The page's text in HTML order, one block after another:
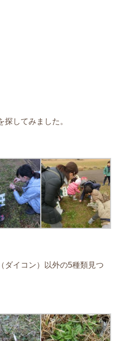
してみました。
ダイコン）以外の5種類見つ